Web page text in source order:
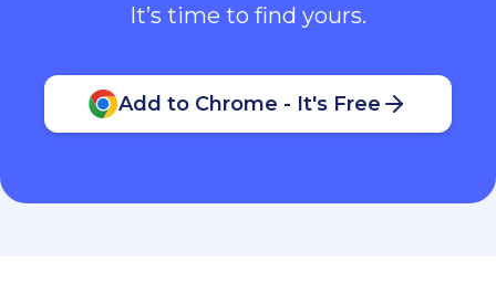
It’s time to find yours.
Add to Chrome - It's Free